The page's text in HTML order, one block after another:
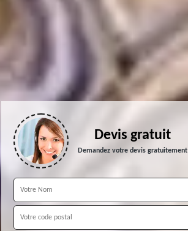
Devis gratuit
Demandez votre devis gratuitement